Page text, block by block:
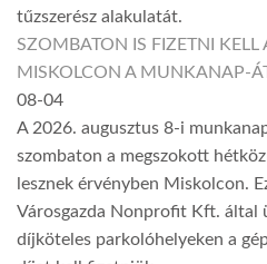
tűzszerész alakulatát.
SZOMBATON IS FIZETNI KELL
MISKOLCON A MUNKANAP-
08-04
A 2026. augusztus 8-i
szombaton a megszokott
lesznek érvényben Miskolcon.
Városgazda Nonprofit Kft. által
díjköteles parkolóhelyeken a